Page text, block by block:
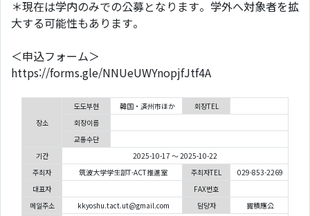
＊現在は学内のみでの公募となります。学外へ対象者を拡
大する可能性もあります。
＜申込フォーム＞
https://forms.gle/NNUeUWYnopjfJtf4A
장소
도도부현 韓国・済州市ほか
회장TEL
회장이름
교통수단
기간
2025-10-17 ～ 2025-10-22
주최자
筑波大学学生部T-ACT推進室 주최자TEL
029-853-2269
대표자
FAX번호
메일주소
kkyoshu.tact.ut@gmail.com 담당자
寳積應公